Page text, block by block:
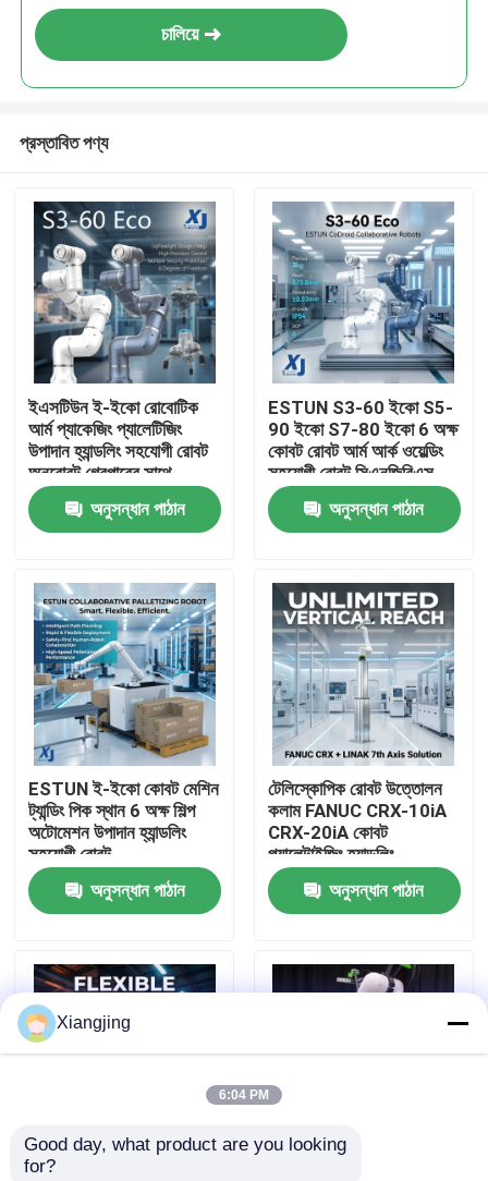
পণ্য
ভিডিও
আমাদের সম্পর্কে
কারখানা ভ্রমণ
মান নিয়ন্ত্রণ
আমাদের সাথে যোগাযোগ
ব্লগ
শিল্প রোবট হাত
চালিয়ে
প্রস্তাবিত পণ্য
ইএসটিউন ই-ইকো রোবোটিক
আর্ম প্যাকেজিং প্যালেটিজিং
উপাদান হ্যান্ডলিং সহযোগী রোবট
অনরোবট গ্রেপারের সাথে
অনুসন্ধান পাঠান
ESTUN S3-60 ইকো S5-
90 ইকো S7-80 ইকো 6 অক্ষ
কোবট রোবট আর্ম আর্ক ওয়েল্ডিং
সহযোগী রোবট সিএনজিবিএস
ওয়েল্ডিং পজিশনার
অনুসন্ধান পাঠান
ESTUN ই-ইকো কোবট মেশিন
ট্যান্ডিং পিক স্থান 6 অক্ষ শিল্প
অটোমেশন উপাদান হ্যান্ডলিং
সহযোগী রোবট
অনুসন্ধান পাঠান
টেলিস্কোপিক রোবট উত্তোলন
কলাম FANUC CRX-10iA
CRX-20iA কোবট
প্যালেটাইজিং হ্যান্ডলিং
সহযোগিতামূলক রোবট
অনুসন্ধান পাঠান
লিনাক এলিভেট লিফটিং কলাম
Xiangjing
6:04 PM
Good day, what product are you looking
for?